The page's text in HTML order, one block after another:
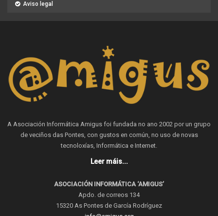
Aviso legal
A Asociación Informática Amigus foi fundada no ano 2002 por un grupo
de veciños das Pontes, con gustos en común, no uso de novas
tecnoloxías, Informática e Internet.
Leer máis...
ASOCIACIÓN INFORMÁTICA ‘AMIGUS’
Apdo. de correos 134
15320 As Pontes de García Rodríguez